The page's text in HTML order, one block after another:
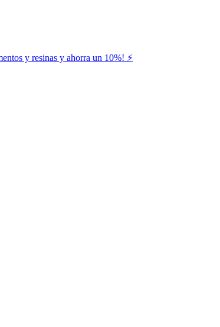
y resinas y ahorra un 10%! ⚡️